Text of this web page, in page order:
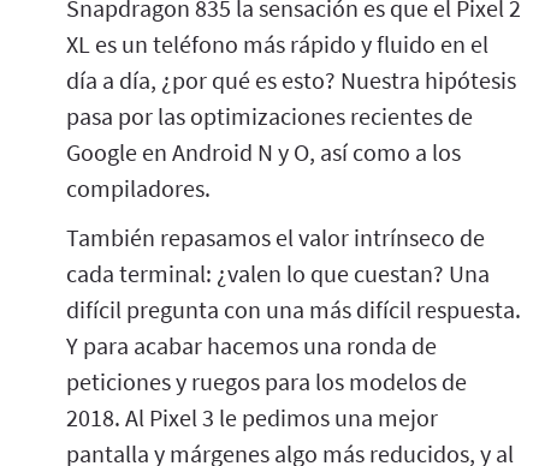
Snapdragon 835 la sensación es que el Pixel 2
XL es un teléfono más rápido y fluido en el
día a día, ¿por qué es esto? Nuestra hipótesis
pasa por las optimizaciones recientes de
Google en Android N y O, así como a los
compiladores.
También repasamos el valor intrínseco de
cada terminal: ¿valen lo que cuestan? Una
difícil pregunta con una más difícil respuesta.
Y para acabar hacemos una ronda de
peticiones y ruegos para los modelos de
2018. Al Pixel 3 le pedimos una mejor
pantalla y márgenes algo más reducidos, y al